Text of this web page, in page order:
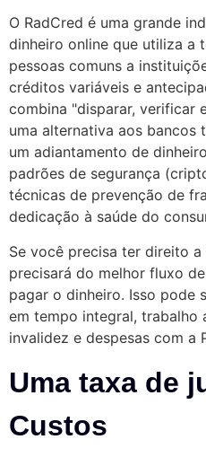
O RadCred é uma grande
dinheiro online que utiliza a
pessoas comuns a
créditos variáveis e
combina "disparar, verificar
uma alternativa aos bancos
um adiantamento de
padrões de segurança
técnicas de prevenção de
dedicação à saúde do
Se você precisa ter direito
precisará do melhor fluxo
pagar o dinheiro. Isso pode
em tempo integral, trabalho
invalidez e despesas com a
Uma taxa de
Custos